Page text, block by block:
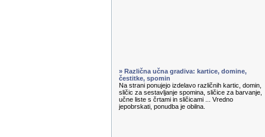
» Različna učna gradiva: kartice, domine,
čestitke, spomin
Na strani ponujejo izdelavo različnih kartic, domin,
sličic za sestavljanje spomina, sličice za barvanje,
učne liste s črtami in sličicami ... Vredno
jepobrskati, ponudba je obilna.